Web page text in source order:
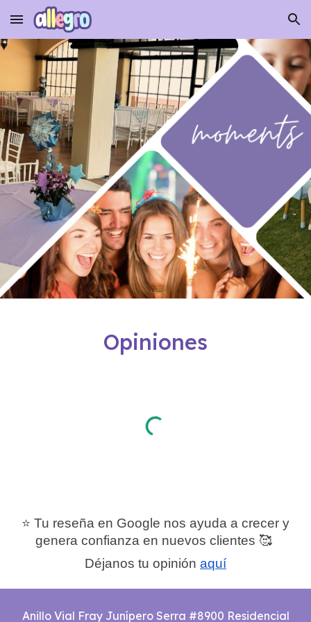
Skip to main content Skip to navigation
Opiniones
⭐ Tu reseña en Google nos ayuda a crecer y
genera confianza en nuevos clientes 🥰
Déjanos tu opinión aquí
Anillo Vial Fray Junípero Serra #8900 Residencial